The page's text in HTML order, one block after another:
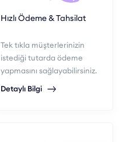
Hızlı Ödeme & Tahsilat
Tek tıkla müşterlerinizin
istediği tutarda ödeme
yapmasını sağlayabilirsiniz.
Detaylı Bilgi